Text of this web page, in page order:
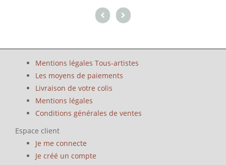
Mentions légales Tous-artistes
Les moyens de paiements
Livraison de votre colis
Mentions légales
Conditions générales de ventes
Espace client
Je me connecte
Je créé un compte